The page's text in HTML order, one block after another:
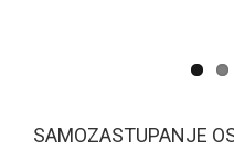
SAMOZASTUPANJE